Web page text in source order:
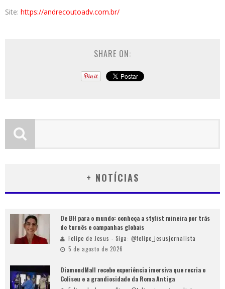
Site: https://andrecoutoadv.com.br/
SHARE ON:
+ NOTÍCIAS
De BH para o mundo: conheça a stylist mineira por trás
de turnês e campanhas globais
Felipe de Jesus - Siga: @felipe_jesusjornalista
5 de agosto de 2026
DiamondMall recebe experiência imersiva que recria o
Coliseu e a grandiosidade da Roma Antiga